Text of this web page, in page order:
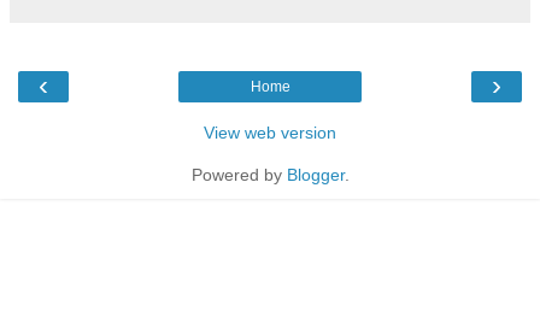
‹ ›
Home
View web version
Powered by Blogger.